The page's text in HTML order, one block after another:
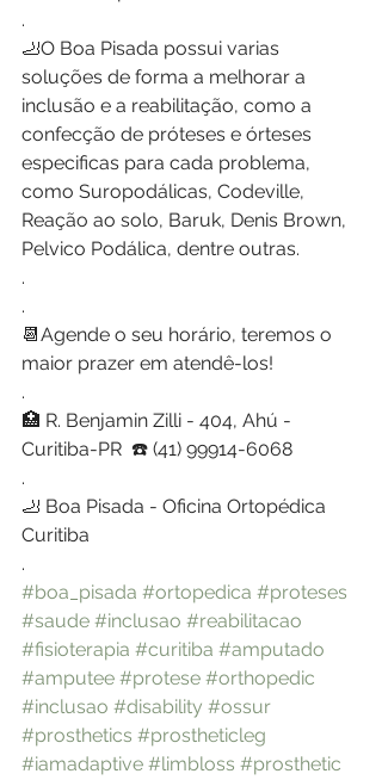
.
🦶O Boa Pisada possui varias
soluções de forma a melhorar a
inclusão e a reabilitação, como a
confecção de próteses e órteses
especificas para cada problema,
como Suropodálicas, Codeville,
Reação ao solo, Baruk, Denis Brown,
Pelvico Podálica, dentre outras.
.
.
📆Agende o seu horário, teremos o
maior prazer em atendê-los!
.
🏥 R. Benjamin Zilli - 404, Ahú -
Curitiba-PR  ☎️ (41) 99914-6068
.
🦶 Boa Pisada - Oficina Ortopédica
Curitiba
.
#boa_pisada #ortopedica #proteses
#saude #inclusao #reabilitacao
#fisioterapia #curitiba #amputado
#amputee #protese #orthopedic
#inclusao #disability #ossur
#prosthetics #prostheticleg
#iamadaptive #limbloss #prosthetic